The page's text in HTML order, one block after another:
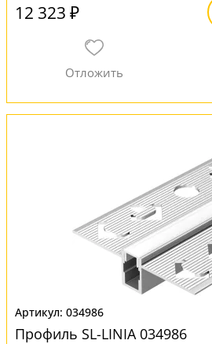
12 323 ₽
034986
Профиль SL-LINIA 034986